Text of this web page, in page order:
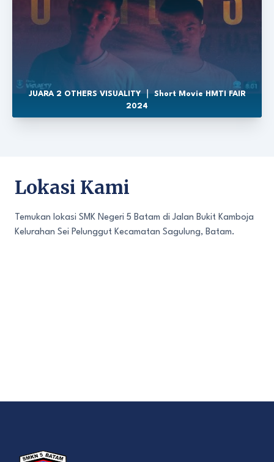
JUARA 2 OTHERS VISUALITY ｜ Short Movie HMTI FAIR
2024
Lokasi Kami
Temukan lokasi SMK Negeri 5 Batam di Jalan Bukit Kamboja
Kelurahan Sei Pelunggut Kecamatan Sagulung, Batam.